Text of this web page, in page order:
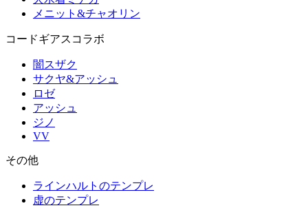
メニット&チャオリン
コードギアスコラボ
闇スザク
サクヤ&アッシュ
ロゼ
アッシュ
ジノ
VV
その他
ラインハルトのテンプレ
虚のテンプレ